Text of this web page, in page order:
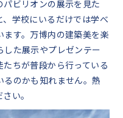
様へ
皆様へ
ビリオンの展示を見た
学校にいるだけでは学べ
す。万博内の建築美を楽
した展示やプレゼンテー
ちが普段から行っている
のかも知れません。熱
い。